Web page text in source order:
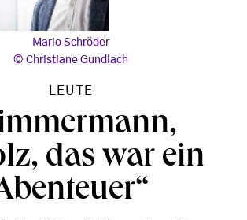
Mario Schröder
Christiane Gundlach
LEUTE
das war ein